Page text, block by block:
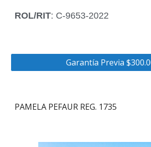
ROL/RIT: C-9653-2022
Garantía Previa
PAMELA PEFAUR REG. 1735